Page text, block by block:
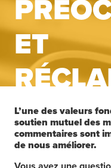
ET
L’une des valeurs
soutien mutuel des
commentaires sont
de nous améliorer.